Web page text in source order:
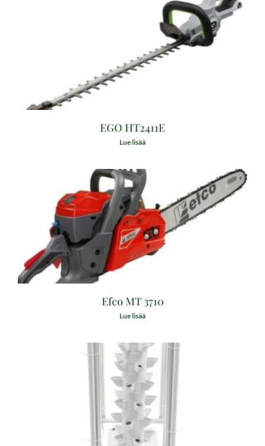
EGO HT2411E
Lue lisää
Efco MT 3710
Lue lisää